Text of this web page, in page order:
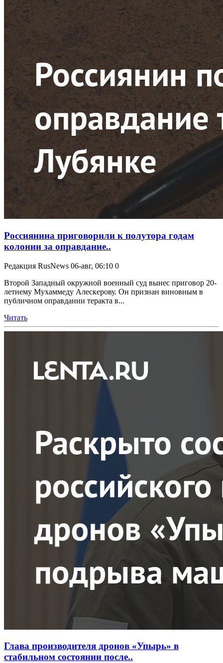
Россиянина приговорили к полутора годам
колонии за оправдание..
Редакция RusNews 06-авг, 06:10 0
Второй Западный окружной военный суд вынес приговор 20-
летнему Мухаммеду Алескерову. Он признан виновным в
публичном оправдании теракта в...
Читать
Глава производителя дронов «Упырь» в
стабильном состоянии после..